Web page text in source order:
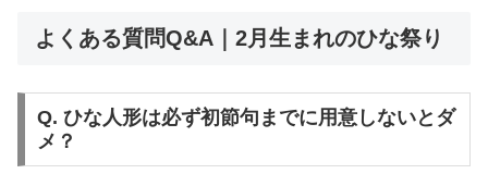
よくある質問Q&A｜2月生まれのひな祭り
Q. ひな人形は必ず初節句までに用意しないとダ
メ？